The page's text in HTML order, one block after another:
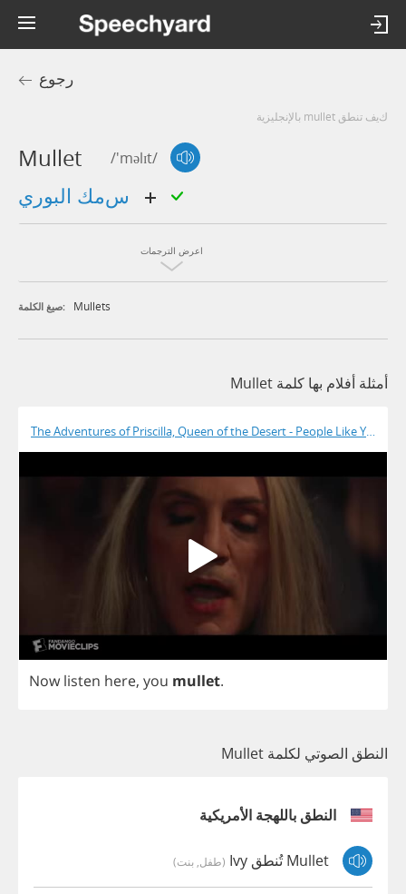
رجوع
كيف تنطق mullet بالإنجليزية
Mullet /'məlɪt/
اعرض الترجمات
صيغ الكلمة: Mullets
أمثلة أفلام بها كلمة Mullet
The Adventures of Priscilla, Queen of the Desert - People Like You
Now listen here, you mullet.
النطق الصوتي لكلمة Mullet
النطق باللهجة الأمريكية
Mullet تُنطق Ivy (طفل, بنت)